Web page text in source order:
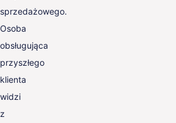
sprzedażowego.
Osoba
obsługująca
przyszłego
klienta
widzi
z